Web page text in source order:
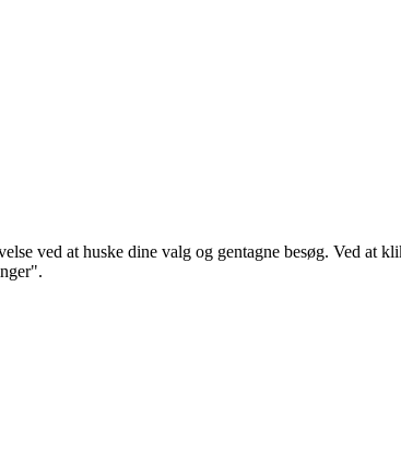
ved at huske dine valg og gentagne besøg. Ved at